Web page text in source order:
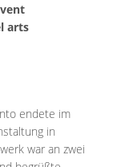
arts
endete im
in
war an zwei